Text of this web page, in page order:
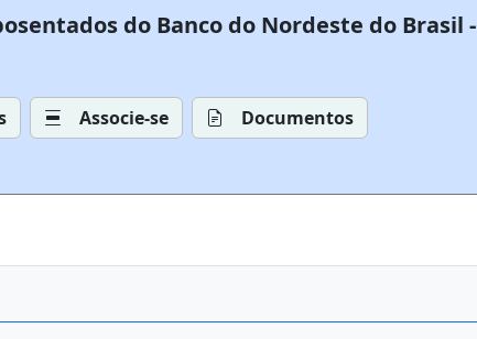
do Banco do Nordeste do Brasil -
Associe-se
Documentos